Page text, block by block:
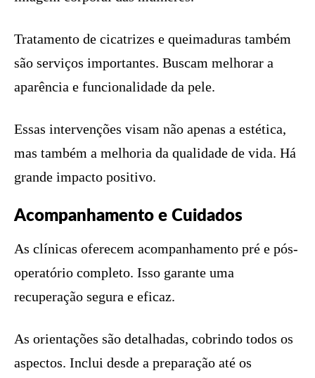
Tratamento de cicatrizes e queimaduras também
são serviços importantes. Buscam melhorar a
aparência e funcionalidade da pele.
Essas intervenções visam não apenas a estética,
mas também a melhoria da qualidade de vida. Há
grande impacto positivo.
Acompanhamento e Cuidados
As clínicas oferecem acompanhamento pré e pós-
operatório completo. Isso garante uma
recuperação segura e eficaz.
As orientações são detalhadas, cobrindo todos os
aspectos. Inclui desde a preparação até os